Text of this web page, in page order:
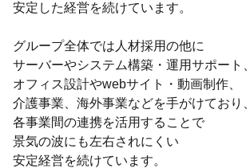
安定した経営を続けています。
グループ全体では人材採用の他に
サーバーやシステム構築・運用サポート、
オフィス設計やwebサイト・動画制作、
介護事業、海外事業などを手がけており、
各事業間の連携を活用することで
景気の波にも左右されにくい
安定経営を続けています。